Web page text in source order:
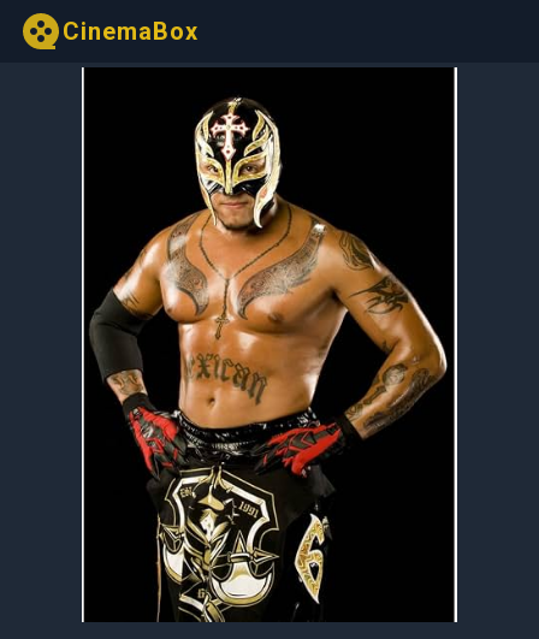
CinemaBox